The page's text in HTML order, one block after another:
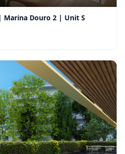
Douro 2 | Unit S